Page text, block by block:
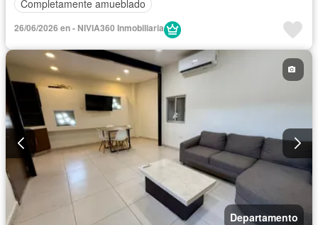
Completamente amueblado
26/06/2026 en - NIVIA360 Inmobiliaria
Departamento